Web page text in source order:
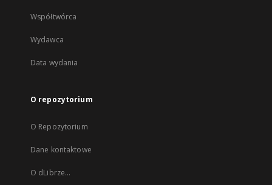
Współtwórca
Wydawca
Data wydania
O repozytorium
O Repozytorium
Dane kontaktowe
O dLibrze...